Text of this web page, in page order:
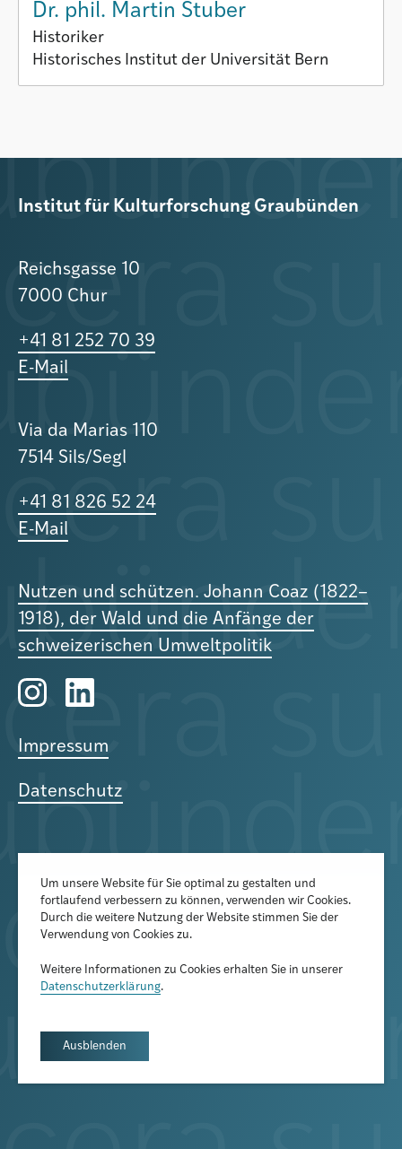
Dr. phil. Martin Stuber
Historiker
Historisches Institut der Universität Bern
Institut für Kulturforschung Graubünden
Reichsgasse 10
7000 Chur
+41 81 252 70 39
E-Mail
Via da Marias 110
7514 Sils/Segl
+41 81 826 52 24
E-Mail
Nutzen und schützen. Johann Coaz (1822–
1918), der Wald und die Anfänge der
schweizerischen Umweltpolitik
Impressum
Datenschutz
Der Newsletter informiert über
aktuelle Veranstaltungen,
Publikationen und
Forschungsprojekte
Newsletter abonnieren
Um unsere Website für Sie optimal zu gestalten und
fortlaufend verbessern zu können, verwenden wir Cookies.
Durch die weitere Nutzung der Website stimmen Sie der
Verwendung von Cookies zu.
Weitere Informationen zu Cookies erhalten Sie in unserer
Datenschutzerklärung.
Ausblenden